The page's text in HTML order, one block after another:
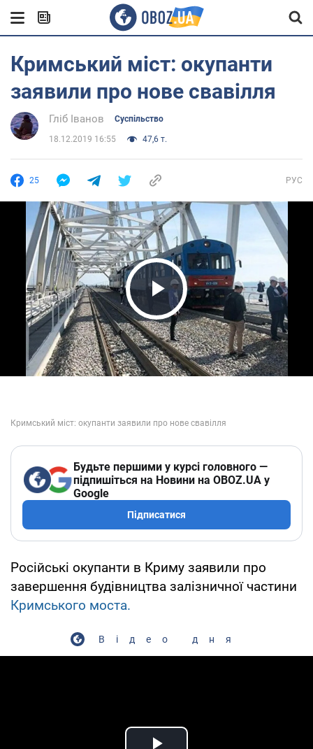
Кримський міст: окупанти
заявили про нове свавілля
Гліб Іванов Суспільство
18.12.2019 16:55 47,6 т.
25 РУС
Play Video
Будьте першими у курсі головного —
підпишіться на Новини на OBOZ.UA у
Google
Підписатися
Російські окупанти в Криму заявили про
завершення будівництва залізничної частини
Кримського моста.
Відео дня